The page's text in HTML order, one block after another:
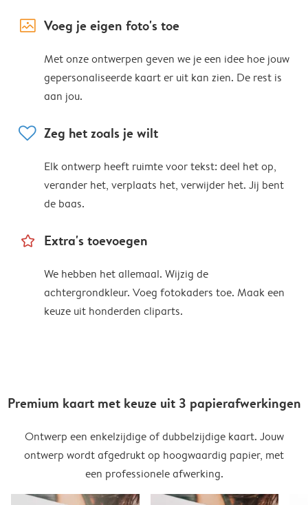
image_placeholder Voeg je eigen foto's toe
Met onze ontwerpen geven we je een idee hoe jouw
gepersonaliseerde kaart er uit kan zien. De rest is
aan jou.
heart Zeg het zoals je wilt
Elk ontwerp heeft ruimte voor tekst: deel het op,
verander het, verplaats het, verwijder het. Jij bent
de baas.
star_outline Extra's toevoegen
We hebben het allemaal. Wijzig de
achtergrondkleur. Voeg fotokaders toe. Maak een
keuze uit honderden cliparts.
Premium kaart met keuze uit 3 papierafwerkingen
Ontwerp een enkelzijdige of dubbelzijdige kaart. Jouw
ontwerp wordt afgedrukt op hoogwaardig papier, met
een professionele afwerking.